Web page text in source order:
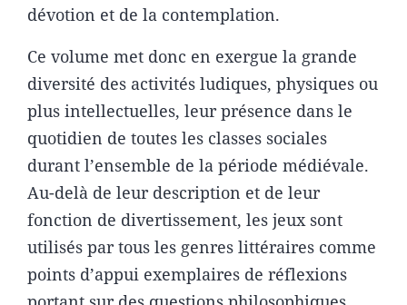
dévotion et de la contemplation.
Ce volume met donc en exergue la grande
diversité des activités ludiques, physiques ou
plus intellectuelles, leur présence dans le
quotidien de toutes les classes sociales
durant l’ensemble de la période médiévale.
Au-delà de leur description et de leur
fonction de divertissement, les jeux sont
utilisés par tous les genres littéraires comme
points d’appui exemplaires de réflexions